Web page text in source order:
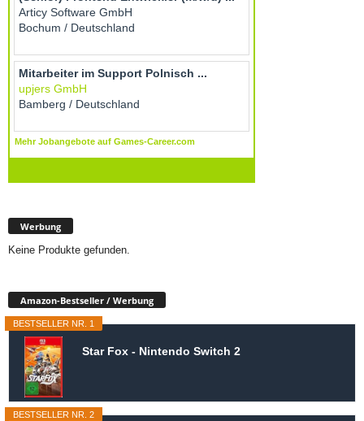
Werbung
Keine Produkte gefunden.
Amazon-Bestseller / Werbung
BESTSELLER NR. 1
Star Fox - Nintendo Switch 2
BESTSELLER NR. 2